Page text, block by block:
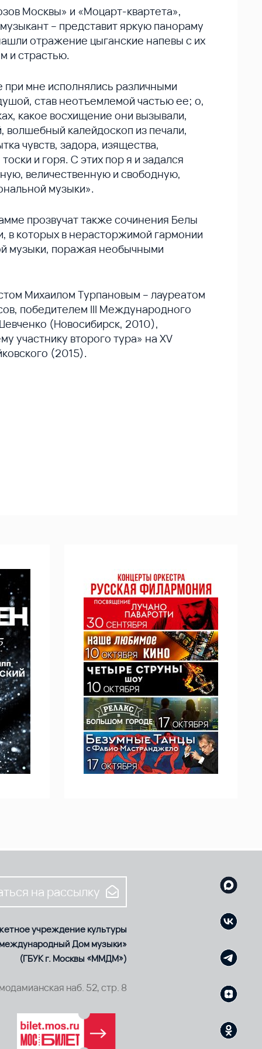
Москвы» и «Моцарт-квартета»,
– представит яркую панораму
отражение цыганские напевы с их
и страстью.
мне исполнялись различными
став неотъемлемой частью ее; о,
какое восхищение они вызывали,
калейдоскоп из печали,
чувств, задора, изящества,
и горя. С этих пор я и задался
величественную и свободную,
музыки».
прозвучат также сочинения Белы
в которых в нерасторжимой гармонии
музыки, поражая необычными
Михаилом Турпановым – лауреатом
победителем III Международного
(Новосибирск, 2010),
участнику второго тура» на XV
(2015).
на рассылку
учреждение культуры
Дом музыки»
(ГБУК г. Москвы «ММДМ»)
наб. 52, стр. 8